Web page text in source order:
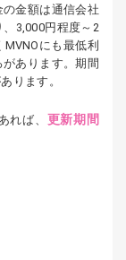
金額は通信会社
3,000円程度～2
にも最低利
あります。期間
ります。
れば、 更新期間